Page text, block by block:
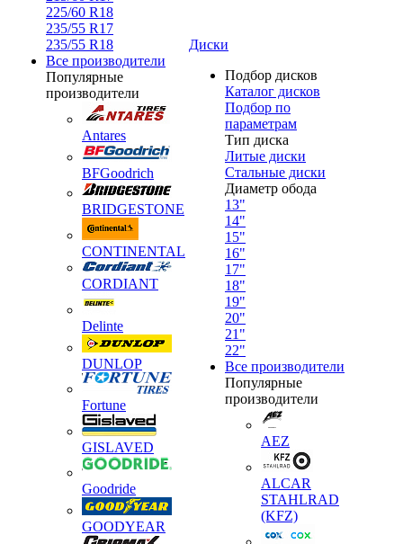
225/60 R18
235/55 R17
235/55 R18
Все производители
Популярные
производители
Antares
BFGoodrich
BRIDGESTONE
CONTINENTAL
CORDIANT
Delinte
DUNLOP
Fortune
GISLAVED
Goodride
GOODYEAR
Диски
Подбор дисков
Каталог дисков
Подбор по
параметрам
Тип диска
Литые диски
Стальные диски
Диаметр обода
13"
14"
15"
16"
17"
18"
19"
20"
21"
22"
Все производители
Популярные
производители
AEZ
ALCAR
STAHLRAD
(KFZ)